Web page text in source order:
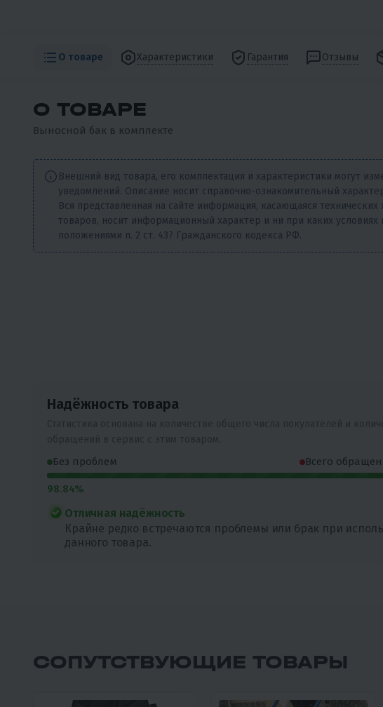
О товаре Характеристики Гарантия Отзывы
О ТОВАРЕ
Выносной бак в комплекте
Внешний вид товара, его комплектация и характеристики могут
уведомлений. Описание носит справочно-ознакомительный
Вся представленная на сайте информация, касающаяся технических
товаров, носит информационный характер и ни при каких
положениями п. 2 ст. 437 Гражданского кодекса РФ.
Надёжность товара
Без проблем Всего
98.84%
Отличная надёжность
Крайне редко встречаются проблемы или брак при
данного товара.
СОПУТСТВУЮЩИЕ ТОВАРЫ